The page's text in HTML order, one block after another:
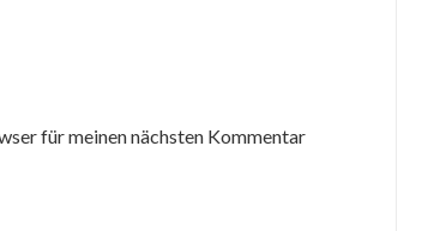
für meinen nächsten Kommentar